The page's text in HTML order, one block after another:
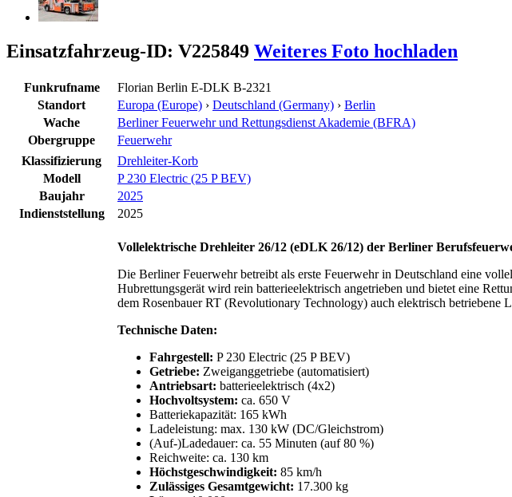
Einsatzfahrzeug-ID: V225849 Weiteres Foto hochladen
Funkrufname Florian Berlin E-DLK B-2321
Standort
Europa (Europe) › Deutschland (Germany) › Berlin
Wache
Berliner Feuerwehr und Rettungsdienst Akademie (BFRA)
Obergruppe
Feuerwehr
Klassifizierung
Drehleiter-Korb
Modell
P 230 Electric (25 P BEV)
Baujahr
2025
Indienststellung
2025
Vollelektrische Drehleiter 26/12 (eDLK 26/12) der Berliner
Die Berliner Feuerwehr betreibt als erste Feuerwehr in Deutschland eine
Hubrettungsgerät wird rein batterieelektrisch angetrieben und bietet eine
dem Rosenbauer RT (Revolutionary Technology) auch elektrisch betriebene
Technische Daten:
Fahrgestell: P 230 Electric (25 P BEV)
Getriebe: Zweiganggetriebe (automatisiert)
Antriebsart: batterieelektrisch (4x2)
Hochvoltsystem: ca. 650 V
Batteriekapazität: 165 kWh
Ladeleistung: max. 130 kW (DC/Gleichstrom)
(Auf-)Ladedauer: ca. 55 Minuten (auf 80 %)
Reichweite: ca. 130 km
Höchstgeschwindigkeit: 85 km/h
Zulässiges Gesamtgewicht: 17.300 kg